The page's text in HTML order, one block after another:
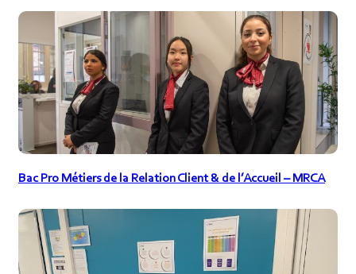
Bac Pro Métiers de la Relation Client & de l’Accueil – MRCA